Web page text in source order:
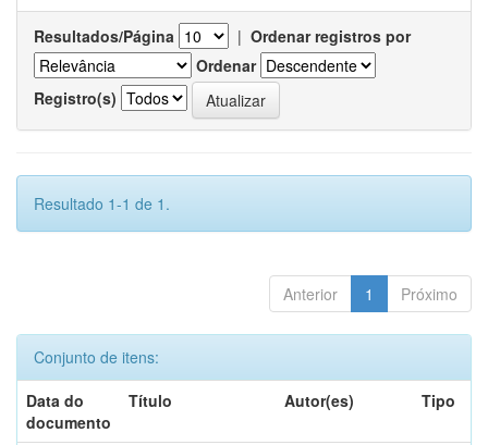
Resultados/Página | Ordenar registros por
Ordenar
Registro(s)
Resultado 1-1 de 1.
Anterior 1 Próximo
Conjunto de itens:
Data do
documento
Título Autor(es) Tipo